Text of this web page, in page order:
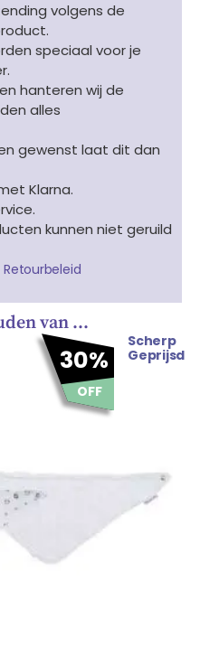
volgens de
speciaal voor je
hanteren wij de
alles
gewenst laat dit dan
Klarna.
kunnen niet geruild
Retourbeleid
van …
30%
OFF
Scherp
Geprijsd